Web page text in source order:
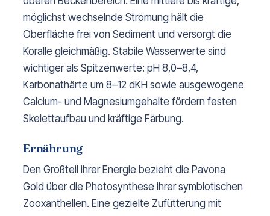
möglichst wechselnde Strömung hält die
Oberfläche frei von Sediment und versorgt die
Koralle gleichmäßig. Stabile Wasserwerte sind
wichtiger als Spitzenwerte: pH 8,0–8,4,
Karbonathärte um 8–12 dKH sowie ausgewogene
Calcium- und Magnesiumgehalte fördern festen
Skelettaufbau und kräftige Färbung.
Ernährung
Den Großteil ihrer Energie bezieht die Pavona
Gold über die Photosynthese ihrer symbiotischen
Zooxanthellen. Eine gezielte Zufütterung mit